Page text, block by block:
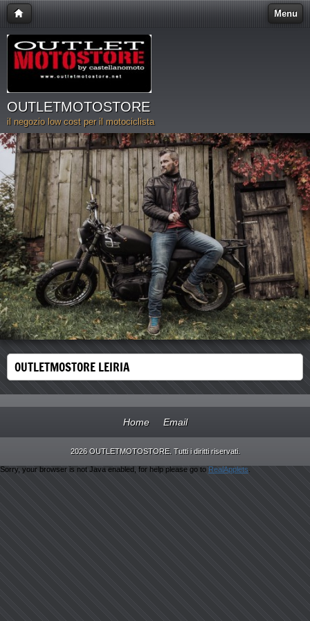
Menu
OUTLETMOTOSTORE
il negozio low cost per il motociclista
OUTLETMOSTORE LEIRIA
Home Email
2026 OUTLETMOTOSTORE. Tutti i diritti riservati.
Sorry, your browser is not Java enabled, for help please go to RealApplets